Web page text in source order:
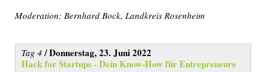
Moderation: Bernhard Bock, Landkreis Rosenheim
Tag 4 / Donnerstag, 23. Juni 2022
Hack for Startups - Dein Know-How für Entrepreneure